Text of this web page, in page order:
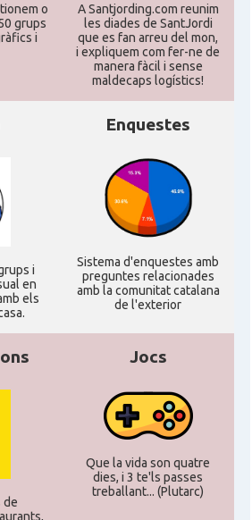
Catalans a KASSEL
Catalans a Koeln - Köln - Colonia
Catalans a Mainz
Catalans a MANNHEIM
Catalans a MÜNCHEN
Catalans a NURNBERG
Catalans a ROSTOCK
Catalans a Stuttgart
o
grups
i
A Santjording.com reunim
les diades de SantJordi
que es fan arreu del mon,
i expliquem com fer-ne de
manera fàcil i sense
maldecaps logí­stics!
i
en
els
Enquestes
Sistema d'enquestes amb
preguntes relacionades
amb la comunitat catalana
de l'exterior
de
Jocs
Que la vida son quatre
dies, i 3 te'ls passes
treballant... (Plutarc)